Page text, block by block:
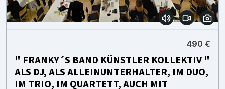
490 €
" FRANKY´S BAND KÜNSTLER KOLLEKTIV "
ALS DJ, ALS ALLEINUNTERHALTER, IM DUO,
IM TRIO, IM QUARTETT, AUCH MIT